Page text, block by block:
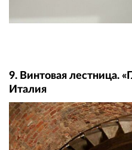
9. Винтовая лестница.
Италия